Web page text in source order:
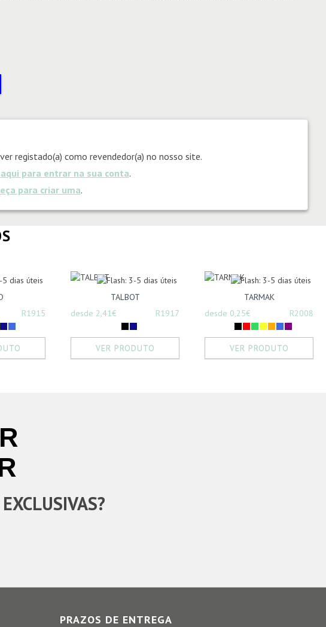
registado(a) como revendedor(a) no nosso site.
para entrar na sua conta.
para criar uma.
R1915
TALBOT
desde 2,41€
R1917
VER PRODUTO
TARMAK
desde 0,25€
R2008
VER PRODUTO
PRAZOS DE ENTREGA